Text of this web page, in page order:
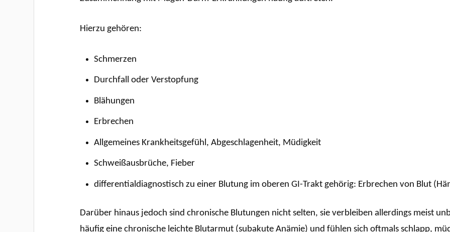
Hierzu gehören:
Schmerzen
Durchfall oder Verstopfung
Blähungen
Erbrechen
Allgemeines Krankheitsgefühl, Abgeschlagenheit, Müdigkeit
Schweißausbrüche, Fieber
differentialdiagnostisch zu einer Blutung im oberen GI-Trakt gehörig: Erbrechen von Blut
Darüber hinaus jedoch sind chronische Blutungen nicht selten, sie verbleiben allerdings meist
häufig eine chronische leichte Blutarmut (subakute Anämie) und fühlen sich oftmals schlapp,